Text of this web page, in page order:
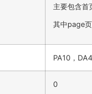
主要包含首
其中page
PA10，DA4
0